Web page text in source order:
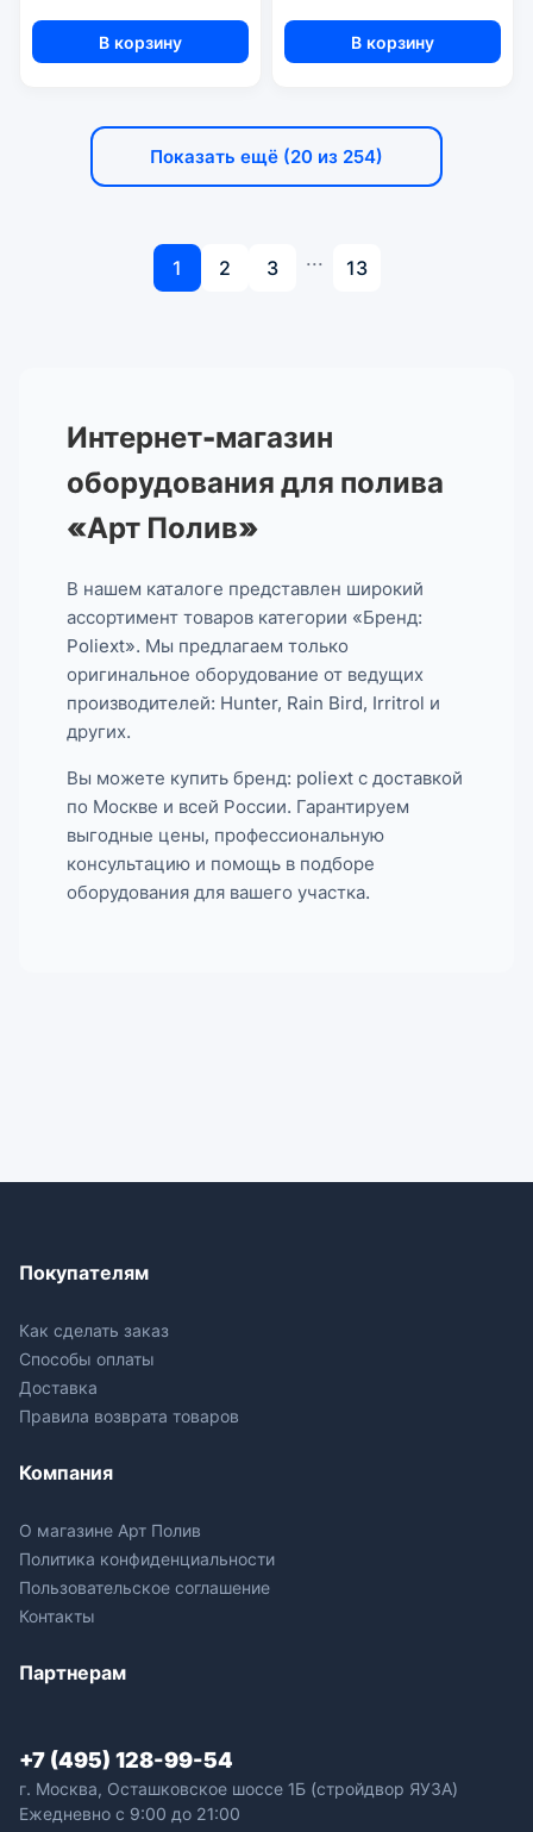
В корзину В корзину
Показать ещё (20 из 254)
1 2 3 ... 13
Интернет-магазин
оборудования для полива
«Арт Полив»
В нашем каталоге представлен широкий
ассортимент товаров категории «Бренд:
Poliext». Мы предлагаем только
оригинальное оборудование от ведущих
производителей: Hunter, Rain Bird, Irritrol и
других.
Вы можете купить бренд: poliext с доставкой
по Москве и всей России. Гарантируем
выгодные цены, профессиональную
консультацию и помощь в подборе
оборудования для вашего участка.
Покупателям
Как сделать заказ
Способы оплаты
Доставка
Правила возврата товаров
Компания
О магазине Арт Полив
Политика конфиденциальности
Пользовательское соглашение
Контакты
Партнерам
+7 (495) 128-99-54
г. Москва, Осташковское шоссе 1Б (стройдвор ЯУЗА)
Ежедневно с 9:00 до 21:00